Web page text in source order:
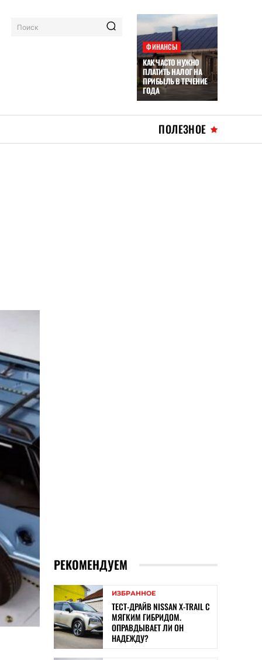
Поиск
ФИНАНСЫ
КАК ЧАСТО НУЖНО
ПЛАТИТЬ НАЛОГ НА
ПРИБЫЛЬ В ТЕЧЕНИЕ
ГОДА
ПОЛЕЗНОЕ
РЕКОМЕНДУЕМ
ИЗБРАННОЕ
ТЕСТ-ДРАЙВ NISSAN X-TRAIL С
МЯГКИМ ГИБРИДОМ.
ОПРАВДЫВАЕТ ЛИ ОН
НАДЕЖДУ?